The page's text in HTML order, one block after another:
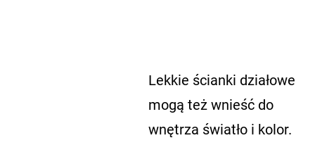
Lekkie ścianki działowe
mogą też wnieść do
wnętrza światło i kolor.